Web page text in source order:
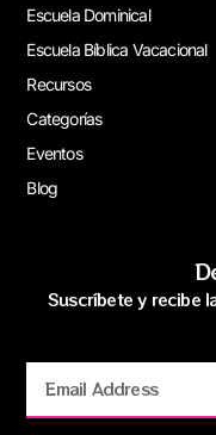
Escuela Dominical
Escuela Bíblica Vacacional
Recursos
Categorías
Eventos
Blog
Suscríbete y recibe